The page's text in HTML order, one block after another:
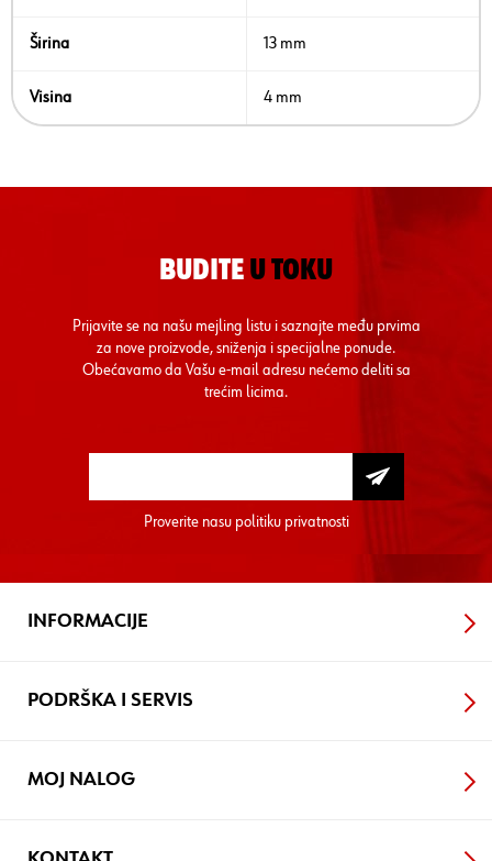
Širina 13 mm
Visina 4 mm
BUDITE U TOKU
Prijavite se na našu mejling listu i saznajte među prvima
za nove proizvode, sniženja i specijalne ponude.
Obećavamo da Vašu e-mail adresu nećemo deliti sa
trećim licima.
Proverite nasu politiku privatnosti
INFORMACIJE
PODRŠKA I SERVIS
MOJ NALOG